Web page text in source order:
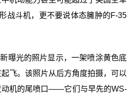
战斗机，更不要说体态臃肿的F-35
曝光的照片显示，一架喷涂黄色底
飞。该照片从后方角度拍摄，可以
动机的尾喷口——它们与早先的WS-